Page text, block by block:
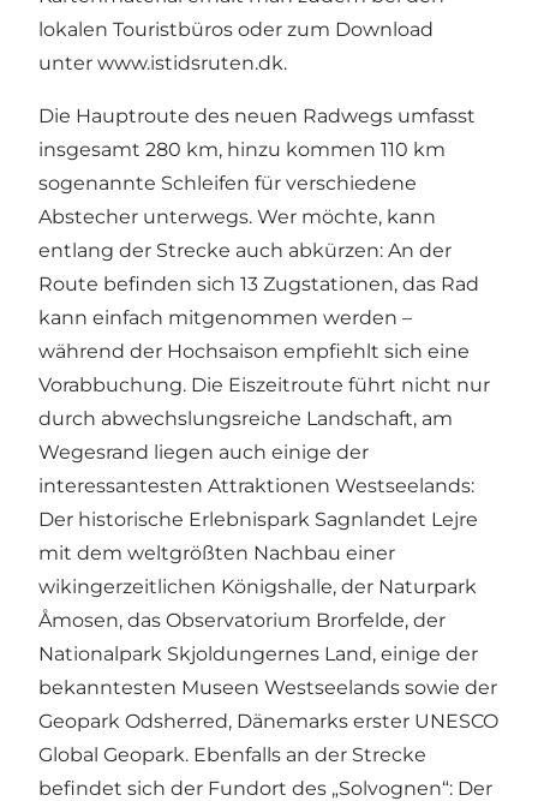
lokalen Touristbüros oder zum Download
unter www.istidsruten.dk.
Die Hauptroute des neuen Radwegs umfasst
insgesamt 280 km, hinzu kommen 110 km
sogenannte Schleifen für verschiedene
Abstecher unterwegs. Wer möchte, kann
entlang der Strecke auch abkürzen: An der
Route befinden sich 13 Zugstationen, das Rad
kann einfach mitgenommen werden –
während der Hochsaison empfiehlt sich eine
Vorabbuchung. Die Eiszeitroute führt nicht nur
durch abwechslungsreiche Landschaft, am
Wegesrand liegen auch einige der
interessantesten Attraktionen Westseelands:
Der historische Erlebnispark Sagnlandet Lejre
mit dem weltgrößten Nachbau einer
wikingerzeitlichen Königshalle, der Naturpark
Åmosen, das Observatorium Brorfelde, der
Nationalpark Skjoldungernes Land, einige der
bekanntesten Museen Westseelands sowie der
Geopark Odsherred, Dänemarks erster UNESCO
Global Geopark. Ebenfalls an der Strecke
befindet sich der Fundort des „Solvognen“: Der